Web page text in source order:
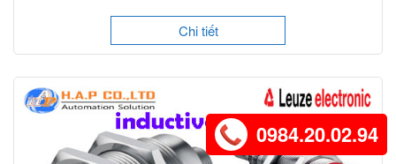
Chi tiết
0984.20.02.94